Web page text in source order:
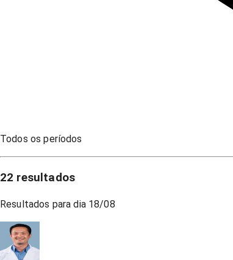
Todos os períodos
22 resultados
Resultados para dia 18/08